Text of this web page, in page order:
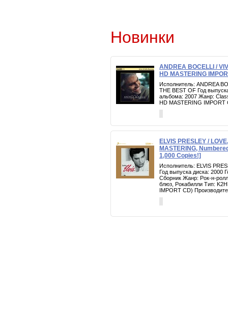
Новинки
ANDREA BOCELLI /
HD MASTERING
Исполнитель: ANDREA
THE BEST OF Год
альбома: 2007 Жанр:
HD MASTERING IMPORT
ELVIS PRESLEY /
MASTERING,
1,000 Copies!]
Исполнитель: ELVIS
Год выпуска диска: 2000
Сборник Жанр: Рок-н-
блюз, Рокабилли Тип:
IMPORT CD)